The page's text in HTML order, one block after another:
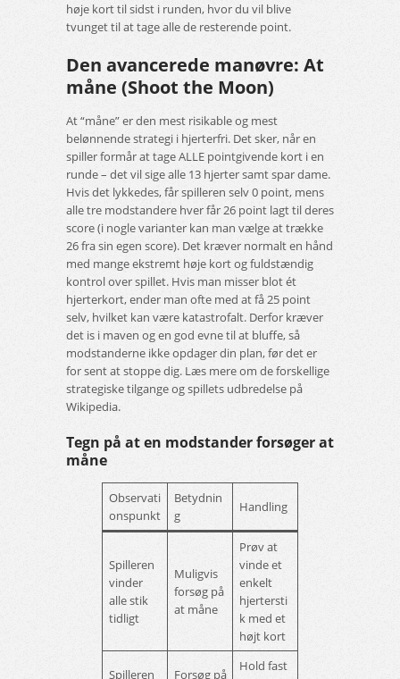
høje kort til sidst i runden, hvor du vil blive
tvunget til at tage alle de resterende point.
Den avancerede manøvre: At
måne (Shoot the Moon)
At “måne” er den mest risikable og mest
belønnende strategi i hjerterfri. Det sker, når en
spiller formår at tage ALLE pointgivende kort i en
runde – det vil sige alle 13 hjerter samt spar dame.
Hvis det lykkedes, får spilleren selv 0 point, mens
alle tre modstandere hver får 26 point lagt til deres
score (i nogle varianter kan man vælge at trække
26 fra sin egen score). Det kræver normalt en hånd
med mange ekstremt høje kort og fuldstændig
kontrol over spillet. Hvis man misser blot ét
hjerterkort, ender man ofte med at få 25 point
selv, hvilket kan være katastrofalt. Derfor kræver
det is i maven og en god evne til at bluffe, så
modstanderne ikke opdager din plan, før det er
for sent at stoppe dig. Læs mere om de forskellige
strategiske tilgange og spillets udbredelse på
Wikipedia.
Tegn på at en modstander forsøger at
måne
Observati
onspunkt
Betydnin
g
Handling
Spilleren
vinder
alle stik
tidligt
Muligvis
forsøg på
at måne
Prøv at
vinde et
enkelt
hjertersti
k med et
højt kort
Spilleren Forsøg på
Hold fast